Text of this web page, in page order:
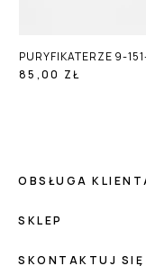
PURYFIKATERZE 9-
85,00 ZŁ
OBSŁUGA
SKLEP
SKONTAKTUJ SIĘ